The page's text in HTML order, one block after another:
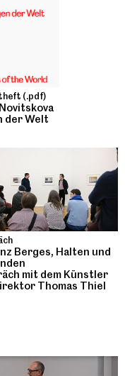
(.pdf)
der Welt
Berges, Halten und
mit dem Künstler
Thomas Thiel